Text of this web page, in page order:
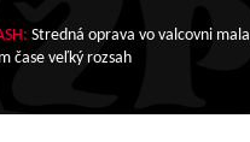
Stredná oprava vo valcovni mala
čase veľký rozsah